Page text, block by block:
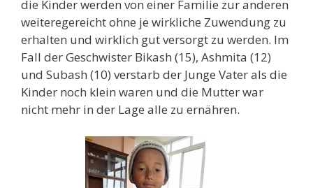
die Kinder werden von einer Familie zur anderen
weiteregereicht ohne je wirkliche Zuwendung zu
erhalten und wirklich gut versorgt zu werden. Im
Fall der Geschwister Bikash (15), Ashmita (12)
und Subash (10) verstarb der Junge Vater als die
Kinder noch klein waren und die Mutter war
nicht mehr in der Lage alle zu ernähren.